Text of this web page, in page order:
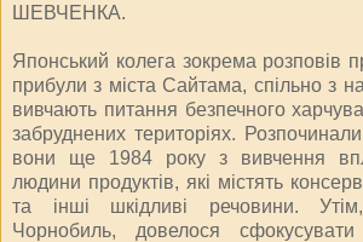
ШЕВЧЕНКА.
Японський колега зокрема розповів
прибули з міста Сайтама, спільно з
вивчають питання безпечного
забруднених територіях.
вони ще 1984 року з вивчення
людини продуктів, які містять
та інші шкідливі речовини.
Чорнобиль, довелося